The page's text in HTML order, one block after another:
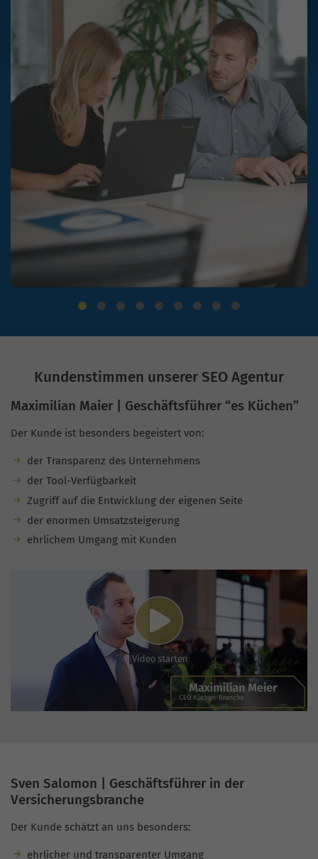
Kundenstimmen unserer SEO Agentur
Maximilian Maier | Geschäftsführer “es Küchen”
Der Kunde ist besonders begeistert von:
der Transparenz des Unternehmens
der Tool-Verfügbarkeit
Zugriff auf die Entwicklung der eigenen Seite
der enormen Umsatzsteigerung
ehrlichem Umgang mit Kunden
Sven Salomon | Geschäftsführer in der
Versicherungsbranche
Der Kunde schätzt an uns besonders:
ehrlicher und transparenter Umgang